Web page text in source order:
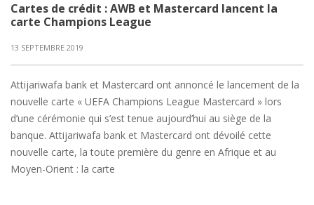
Cartes de crédit : AWB et Mastercard lancent la
carte Champions League
13 SEPTEMBRE 2019
Attijariwafa bank et Mastercard ont annoncé le lancement de la
nouvelle carte « UEFA Champions League Mastercard » lors
d’une cérémonie qui s’est tenue aujourd’hui au siège de la
banque. Attijariwafa bank et Mastercard ont dévoilé cette
nouvelle carte, la toute première du genre en Afrique et au
Moyen-Orient : la carte